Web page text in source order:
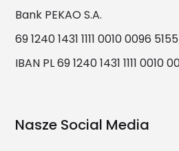
Bank PEKAO S.A.
69 1240 1431 1111 0010 0096 5155
IBAN PL 69 1240 1431 1111 0010
Nasze Social Media